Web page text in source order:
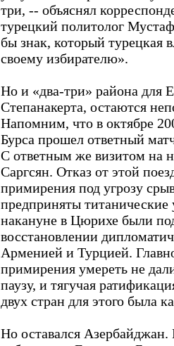
три, -- объяснял
турецкий политолог
бы знак, который турецкая
своему избирателю».
Но и «два-три» района для
Степанакерта, остаются
Напомним, что в октябре
Бурса прошел ответный
С ответным же визитом на
Саргсян. Отказ от этой
примирения под угрозу
предприняты титанические
накануне в Цюрихе были
восстановлении
Арменией и Турцией.
примирения умереть не
паузу, и тягучая
двух стран для этого была
Но оставался Азербайджан.